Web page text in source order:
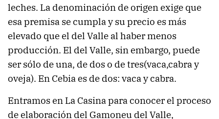
leches. La denominación de origen exige que
esa premisa se cumpla y su precio es más
elevado que el del Valle al haber menos
producción. El del Valle, sin embargo, puede
ser sólo de una, de dos o de tres(vaca,cabra y
oveja). En Cebia es de dos: vaca y cabra.
Entramos en La Casina para conocer el proceso
de elaboración del Gamoneu del Valle,